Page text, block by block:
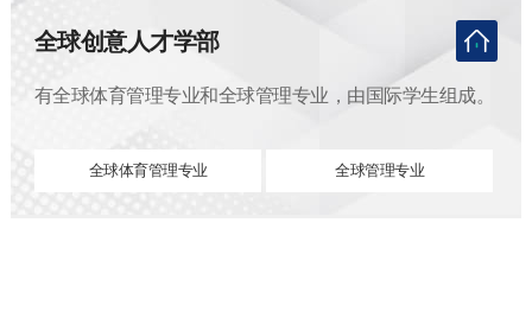
全球创意人才学部
有全球体育管理专业和全球管理专业，由国际学生组成。
全球体育管理专业 全球管理专业